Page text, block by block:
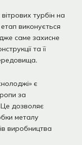
турбін на
виконується
саме захисне
та її
є
за
дозволяє
металу
виробництва